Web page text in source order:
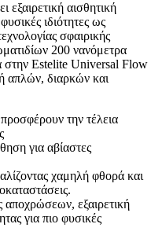
αισθητική
ιδιότητες ως
σφαιρικής
200 νανόμετρα
στην Estelite Universal Flow
απλών, διαρκών και
την τέλεια
για αβίαστες
χαμηλή φθορά και
αποχρώσεων, εξαιρετική
για πιο φυσικές